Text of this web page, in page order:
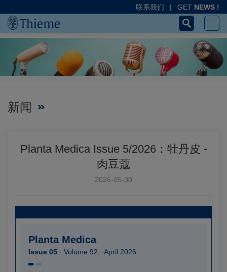
联系我们 | GET NEWS !
新闻
Planta Medica Issue 5/2026：牡丹皮 -
肉豆蔻
2026-05-30
Planta Medica
Issue 05 · Volume 92 · April 2026